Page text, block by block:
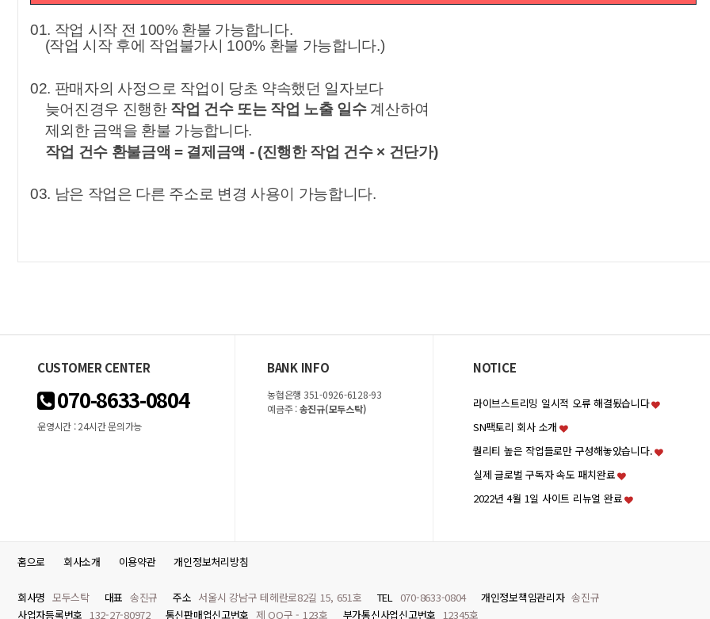
01. 작업 시작 전 100% 환불 가능합니다.
(작업 시작 후에 작업불가시 100% 환불 가능합니다.)
02. 판매자의 사정으로 작업이 당초 약속했던 일자보다
늦어진경우 진행한 작업 건수 또는 작업 노출 일수계산하여
제외한 금액을 환불 가능합니다.
작업 건수 환불금액 = 결제금액 - (진행한 작업 건수× 건단가)
03. 남은 작업은 다른 주소로 변경 사용이 가능합니다.
CUSTOMER CENTER
070-8633-0804
운영시간 : 24시간 문의가능
BANK INFO
농협은행 351-0926-6128-93
예금주 :송진규(모두스탁)
NOTICE
라이브스트리밍 일시적 오류 해결됬습니다
SN팩토리 회사 소개
퀄리티 높은 작업들로만 구성해놓았습니다.
실제 글로벌 구독자 속도 패치완료
2022년 4월 1일 사이트 리뉴얼 완료
홈으로 회사소개 이용약관 개인정보처리방침
회사명 모두스탁 대표 송진규 주소 서울시 강남구 테헤란로82길 15, 651호 TEL 070-8633-0804 개인정보책임관리자 송진규
사업자등록번호 132-27-80972 통신판매업신고번호 제 OO구 - 123호 부가통신사업신고번호 12345호